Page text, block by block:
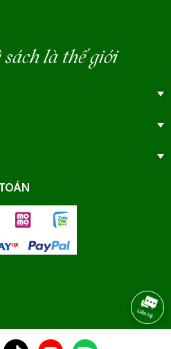
sách là thế giới